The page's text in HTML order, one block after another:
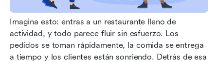
Imagina esto: entras a un restaurante lleno de
actividad, y todo parece fluir sin esfuerzo. Los
pedidos se toman rápidamente, la comida se entrega
a tiempo y los clientes están sonriendo. Detrás de esa